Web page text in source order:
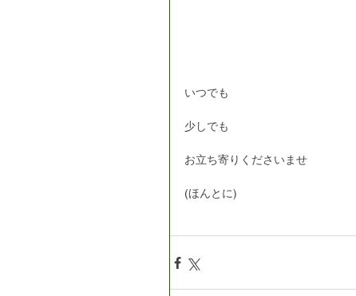
いつでも
少しでも
お立ち寄りくださいませ
(ほんとに)